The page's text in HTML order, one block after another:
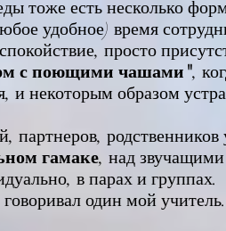
тоже есть несколько
удобное) время
просто
с поющими чашами",
и некоторым образом
партнеров,
гамаке, над
в парах и
один мой учитель.